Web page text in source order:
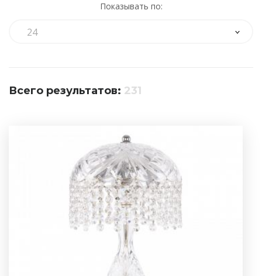
Показывать по:
24
Всего результатов: 231